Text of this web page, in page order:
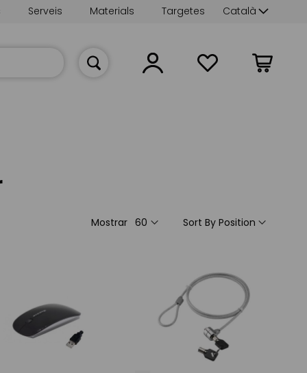
Language
Català
Targetes
Materials
Serveis
La meva
Sort By
Mostrar